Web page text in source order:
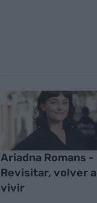
Ariadna Romans -
Revisitar, volver a
vivir